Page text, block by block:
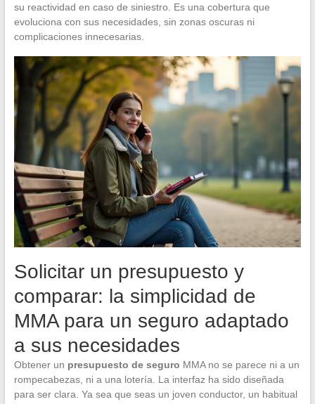
su reactividad en caso de siniestro. Es una cobertura que
evoluciona con sus necesidades, sin zonas oscuras ni
complicaciones innecesarias.
Solicitar un presupuesto y
comparar: la simplicidad de
MMA para un seguro adaptado
a sus necesidades
Obtener un presupuesto de seguro MMA no se parece ni a un
rompecabezas, ni a una lotería. La interfaz ha sido diseñada
para ser clara. Ya sea que seas un joven conductor, un habitual